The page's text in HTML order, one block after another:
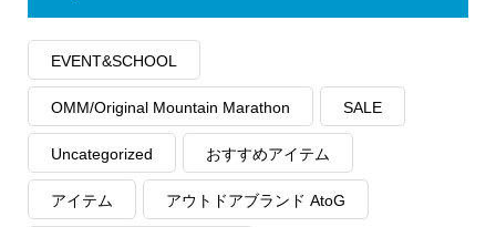
EVENT&SCHOOL
OMM/Original Mountain Marathon SALE
Uncategorized おすすめアイテム
アイテム アウトドアブランド AtoG